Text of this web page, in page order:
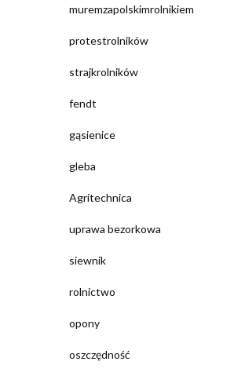
muremzapolskimrolnikiem
protestrolników
strajkrolników
fendt
gąsienice
gleba
Agritechnica
uprawa bezorkowa
siewnik
rolnictwo
opony
oszczędność